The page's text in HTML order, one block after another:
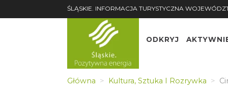
ŚLĄSKIE. INFORMACJA TURYSTYCZNA
ODKRYJ
Główna Kultura, Sztuka I Rozrywka